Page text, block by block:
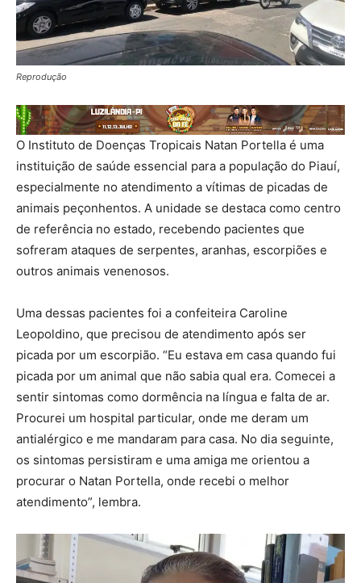
Reprodução
O Instituto de Doenças Tropicais Natan Portella é uma
instituição de saúde essencial para a população do Piauí,
especialmente no atendimento a vítimas de picadas de
animais peçonhentos. A unidade se destaca como centro
de referência no estado, recebendo pacientes que
sofreram ataques de serpentes, aranhas, escorpiões e
outros animais venenosos.
Uma dessas pacientes foi a confeiteira Caroline
Leopoldino, que precisou de atendimento após ser
picada por um escorpião. “Eu estava em casa quando fui
picada por um animal que não sabia qual era. Comecei a
sentir sintomas como dormência na língua e falta de ar.
Procurei um hospital particular, onde me deram um
antialérgico e me mandaram para casa. No dia seguinte,
os sintomas persistiram e uma amiga me orientou a
procurar o Natan Portella, onde recebi o melhor
atendimento”, lembra.